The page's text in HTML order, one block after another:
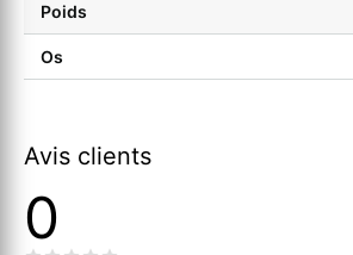
Poids
Os
Avis clients
0